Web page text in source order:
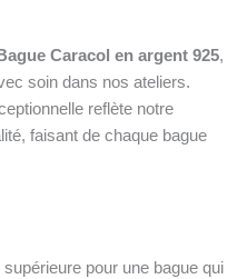
Bague Caracol en argent 925,
soin dans nos ateliers.
reflète notre
faisant de chaque bague
supérieure pour une bague qui